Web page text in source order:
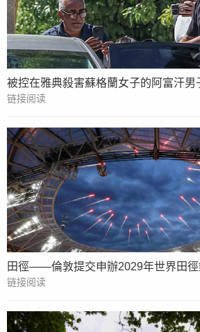
被控在雅典殺害蘇格蘭女子的阿富汗男
链接阅读
田徑——倫敦提交申辦2029年世界田徑
链接阅读